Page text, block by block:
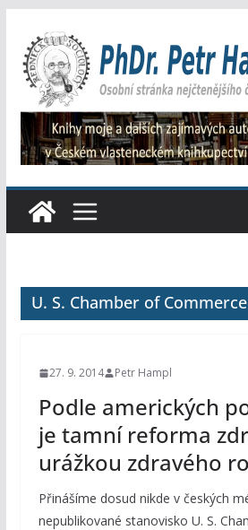
obsah
U. S. Chamber of Commerce
27. 9. 2014 Petr Hampl
Podle amerických
je tamní reforma
urážkou zdravého
Přinášíme dosud nikde v českých
nepublikované stanovisko U. S.